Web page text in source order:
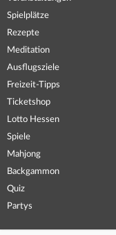
Spielplätze
Rezepte
Meditation
Ausflugsziele
Freizeit-Tipps
Ticketshop
Lotto Hessen
Spiele
Mahjong
Backgammon
Quiz
Partys